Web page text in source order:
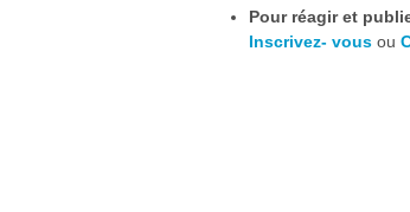
Pour réagir et
Inscrivez- vous ou